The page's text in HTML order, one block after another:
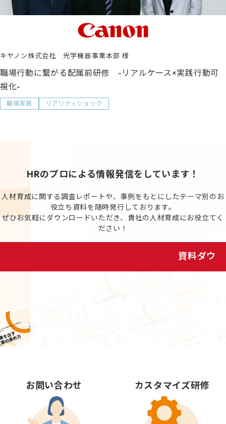
キヤノン株式会社 光学機器事業本部
職場行動に繋がる配属前研修 -リアルケース×実践行動可
視化-
職場実践 リアリティショック
HRのプロによる情報発信をしています！
人材育成に関する調査レポートや、事例をもとにしたテーマ別のお
役立ち資料を随時発行しております。
ぜひお気軽にダウンロードいただき、貴社の人材育成にお役立てく
ださい！
お問い合わせ カスタマイズ研修